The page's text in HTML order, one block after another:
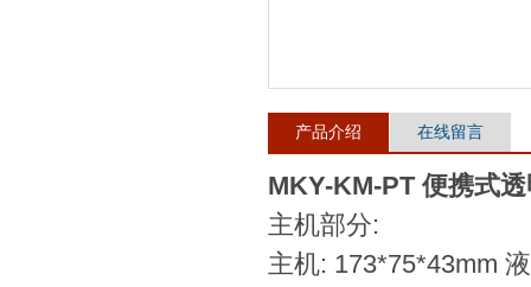
产品介绍 在线留言
MKY-KM-PT 便携式
主机部分:
主机: 173*75*43mm